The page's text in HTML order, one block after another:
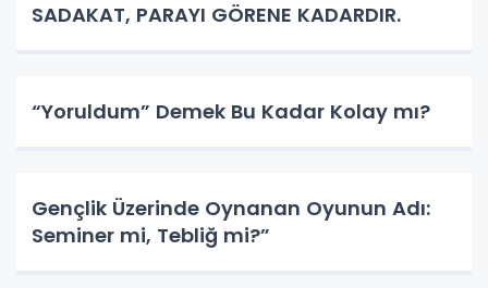
SADAKAT, PARAYI GÖRENE KADARDIR.
“Yoruldum” Demek Bu Kadar Kolay mı?
Gençlik Üzerinde Oynanan Oyunun Adı:
Seminer mi, Tebliğ mi?”